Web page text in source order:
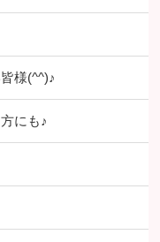
様(^^)♪
にも♪